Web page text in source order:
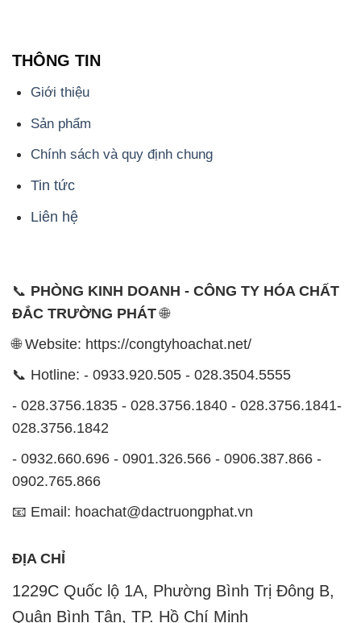
THÔNG TIN
Giới thiệu
Sản phẩm
Chính sách và quy định chung
Tin tức
Liên hệ
📞 PHÒNG KINH DOANH - CÔNG TY HÓA CHẤT
ĐẮC TRƯỜNG PHÁT🌐
🌐 Website: https://congtyhoachat.net/
📞 Hotline: - 0933.920.505 - 028.3504.5555
- 028.3756.1835 - 028.3756.1840 - 028.3756.1841-
028.3756.1842
- 0932.660.696 - 0901.326.566 - 0906.387.866 -
0902.765.866
📧 Email: hoachat@dactruongphat.vn
ĐỊA CHỈ
1229C Quốc lộ 1A, Phường Bình Trị Đông B,
Quận Bình Tân, TP. Hồ Chí Minh